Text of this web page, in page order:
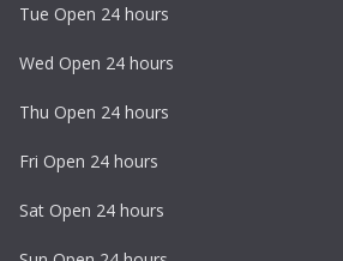
Tue Open 24 hours
Wed Open 24 hours
Thu Open 24 hours
Fri Open 24 hours
Sat Open 24 hours